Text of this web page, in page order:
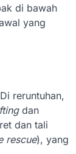
di bawah
yang
reruntuhan,
dan
dan tali
rescue), yang